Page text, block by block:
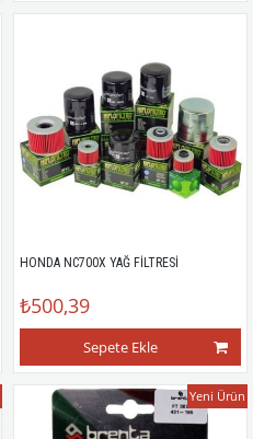
HONDA NC700X YAĞ FİLTRESİ
₺500,39
Sepete Ekle
Yeni Ürün